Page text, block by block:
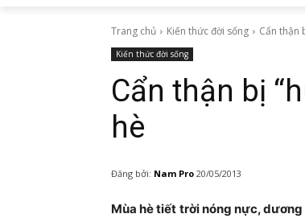
Trang chủ Kiến thức đời sống Cẩn thận
Kiến thức đời sống
Cẩn thận bị
hè
Đăng bởi: Nam Pro 20/05/2013
Mùa hè tiết trời nóng nực,